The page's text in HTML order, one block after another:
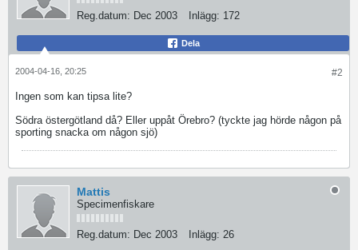
Reg.datum: Dec 2003 Inlägg: 172
Dela
#2
2004-04-16, 20:25
Ingen som kan tipsa lite?
Södra östergötland då? Eller uppåt Örebro? (tyckte jag hörde någon på
sporting snacka om någon sjö)
Mattis
Specimenfiskare
Reg.datum: Dec 2003 Inlägg: 26